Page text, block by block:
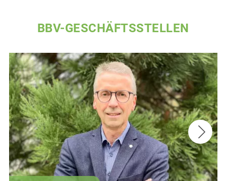
BBV-GESCHÄFTSSTELLEN